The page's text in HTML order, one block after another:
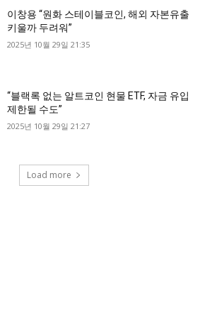
이창용 “원화 스테이블코인, 해외 자본유출
키울까 두려워”
2025년 10월 29일 21:35
“블랙록 없는 알트코인 현물 ETF, 자금 유입
제한될 수도”
2025년 10월 29일 21:27
Load more